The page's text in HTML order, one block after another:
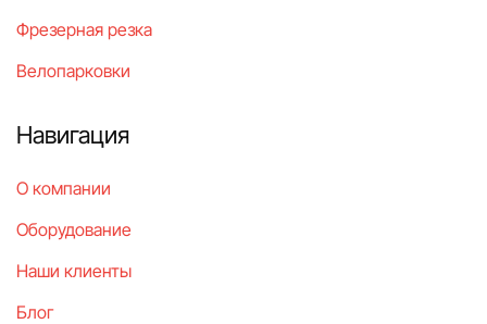
Фрезерная резка
Велопарковки
Навигация
О компании
Оборудование
Наши клиенты
Блог